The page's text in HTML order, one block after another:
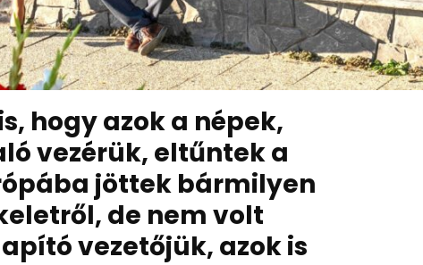
hogy azok a népek,
vezérük, eltűntek a
jöttek bármilyen
de nem volt
vezetőjük, azok is